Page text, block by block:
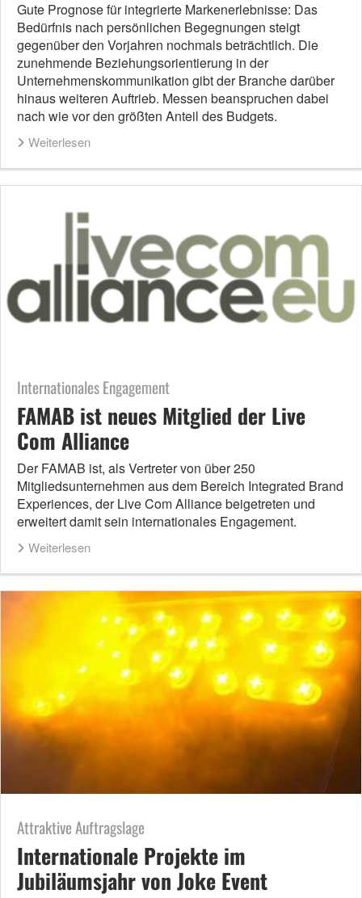
Gute Prognose für integrierte Markenerlebnisse: Das
Bedürfnis nach persönlichen Begegnungen steigt
gegenüber den Vorjahren nochmals beträchtlich. Die
zunehmende Beziehungsorientierung in der
Unternehmenskommunikation gibt der Branche darüber
hinaus weiteren Auftrieb. Messen beanspruchen dabei
nach wie vor den größten Anteil des Budgets.
Weiterlesen
Internationales Engagement
FAMAB ist neues Mitglied der Live
Com Alliance
Der FAMAB ist, als Vertreter von über 250
Mitgliedsunternehmen aus dem Bereich Integrated Brand
Experiences, der Live Com Alliance beigetreten und
erweitert damit sein internationales Engagement.
Weiterlesen
Attraktive Auftragslage
Internationale Projekte im
Jubiläumsjahr von Joke Event